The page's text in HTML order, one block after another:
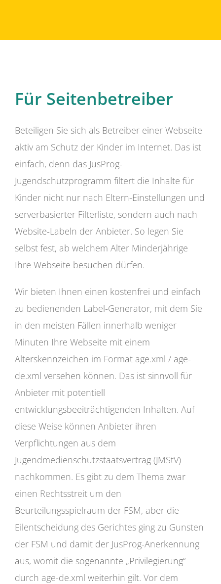
Für Seitenbetreiber
Beteiligen Sie sich als Betreiber einer Webseite
aktiv am Schutz der Kinder im Internet. Das ist
einfach, denn das JusProg-
Jugendschutzprogramm filtert die Inhalte für
Kinder nicht nur nach Eltern-Einstellungen und
serverbasierter Filterliste, sondern auch nach
Website-Labeln der Anbieter. So legen Sie
selbst fest, ab welchem Alter Minderjährige
Ihre Webseite besuchen dürfen.
Wir bieten Ihnen einen kostenfrei und einfach
zu bedienenden Label-Generator, mit dem Sie
in den meisten Fällen innerhalb weniger
Minuten Ihre Webseite mit einem
Alterskennzeichen im Format age.xml / age-
de.xml versehen können. Das ist sinnvoll für
Anbieter mit potentiell
entwicklungsbeeiträchtigenden Inhalten. Auf
diese Weise können Anbieter ihren
Verpflichtungen aus dem
Jugendmedienschutzstaatsvertrag (JMStV)
nachkommen. Es gibt zu dem Thema zwar
einen Rechtsstreit um den
Beurteilungsspielraum der FSM, aber die
Eilentscheidung des Gerichtes ging zu Gunsten
der FSM und damit der JusProg-Anerkennung
aus, womit die sogenannte „Privilegierung“
durch age-de.xml weiterhin gilt. Vor dem